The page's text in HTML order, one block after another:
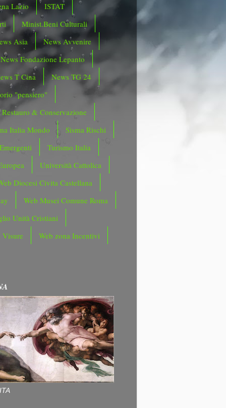
Lazio
ISTAT
Minist.Beni Culturali
Asia
News Avvenire
News Fondazione Lepanto
T Cina
News TG 24
"pensiero"
Restauro & Conservazione
Italia Mondo
Sisma Rischi
Turismo Italia
Università Cattolica
Diocesi Civita Castellana
Web Musei Comune Roma
Unità Cristiani
Visure
Web zona Incentivi